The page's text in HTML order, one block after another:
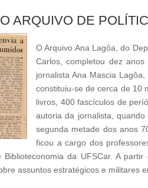
ARQUIVO DE
O Arquivo Ana Lagôa, do
Carlos, completou dez
jornalista Ana Mascia
constituiu-se de cerca de 10
livros, 400 fascículos de
autoria da jornalista,
segunda metade dos anos
ficou a cargo dos
Biblioteconomia da UFSCar. A
assuntos estratégicos e militares